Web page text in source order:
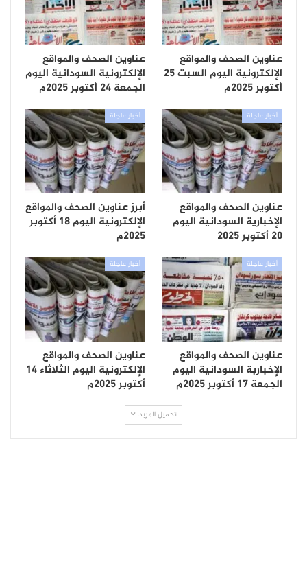
عناوين الصحف والمواقع
الإلكترونية اليوم السبت 25
أكتوبر 2025م
عناوين الصحف والمواقع
الإلكترونية السودانية اليوم
الجمعة 24 أكتوبر 2025م
أخبار عاجلة
عناوين الصحف والمواقع
الإخبارية السودانية اليوم
20 أكتوبر 2025
أخبار عاجلة
أبرز عناوين الصحف والمواقع
الإلكترونية اليوم 18 أكتوبر
2025م
أخبار عاجلة
عناوين الصحف والمواقع
الإخباربة السودانية اليوم
الجمعة 17 أكتوبر 2025م
أخبار عاجلة
عناوين الصحف والمواقع
الإلكترونية اليوم الثلاثاء 14
أكتوبر 2025م
تحميل المزيد